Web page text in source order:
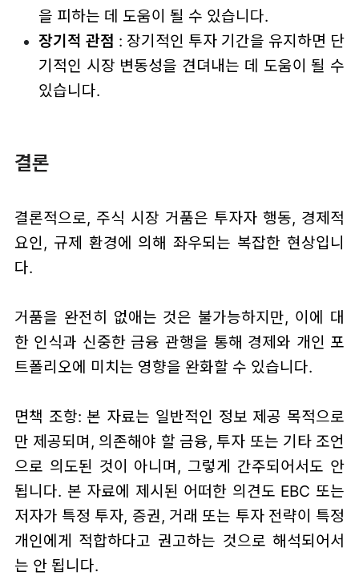
을 피하는 데 도움이 될 수 있습니다.
장기적 관점 : 장기적인 투자 기간을 유지하면 단
기적인 시장 변동성을 견뎌내는 데 도움이 될 수
있습니다.
결론
결론적으로, 주식 시장 거품은 투자자 행동, 경제적
요인, 규제 환경에 의해 좌우되는 복잡한 현상입니
다.
거품을 완전히 없애는 것은 불가능하지만, 이에 대
한 인식과 신중한 금융 관행을 통해 경제와 개인 포
트폴리오에 미치는 영향을 완화할 수 있습니다.
면책 조항: 본 자료는 일반적인 정보 제공 목적으로
만 제공되며, 의존해야 할 금융, 투자 또는 기타 조언
으로 의도된 것이 아니며, 그렇게 간주되어서도 안
됩니다. 본 자료에 제시된 어떠한 의견도 EBC 또는
저자가 특정 투자, 증권, 거래 또는 투자 전략이 특정
개인에게 적합하다고 권고하는 것으로 해석되어서
는 안 됩니다.